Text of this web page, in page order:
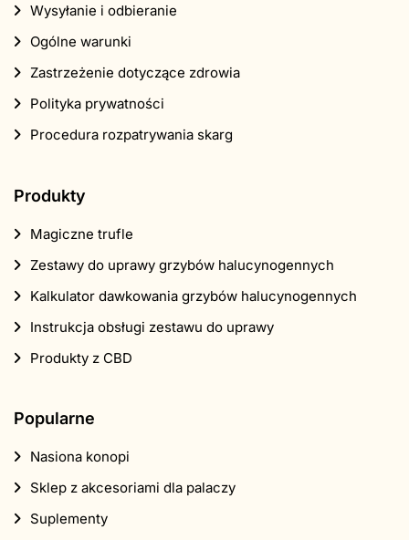
Wysyłanie i odbieranie
Ogólne warunki
Zastrzeżenie dotyczące zdrowia
Polityka prywatności
Procedura rozpatrywania skarg
Produkty
Magiczne trufle
Zestawy do uprawy grzybów halucynogennych
Kalkulator dawkowania grzybów halucynogennych
Instrukcja obsługi zestawu do uprawy
Produkty z CBD
Popularne
Nasiona konopi
Sklep z akcesoriami dla palaczy
Suplementy